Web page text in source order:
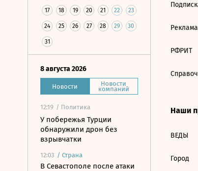
17 18 19 20 21 22 23
24 25 26 27 28 29 30
31
8 августа 2026
Новости Новости
компаний
12:19 / Политика
У побережья Турции
обнаружили дрон без
взрывчатки
12:03 / Страна
В Севастополе после атаки
Реклама
РФРИТ
Наши
ВЕДЫ
Город